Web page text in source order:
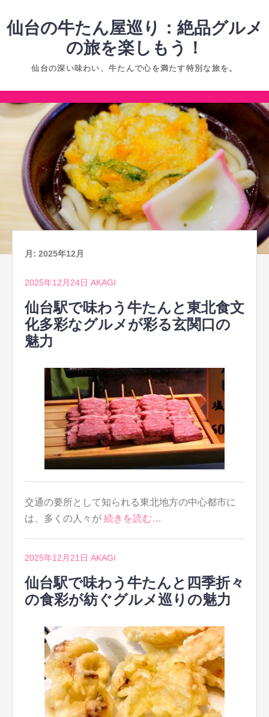
ン
へ
ス
キ
仙台の牛たん屋巡り：絶品グルメ
の旅を楽しもう！
仙台の深い味わい、牛たんで心を満たす特別な旅を。
コ
ン
ス
キ
ッ
月: 2025年12月
2025年12月24日 AKAGI
仙台駅で味わう牛たんと東北食文
化多彩なグルメが彩る玄関口の
魅力
交通の要所として知られる東北地方の中心都市に
は、多くの人々が 続きを読む…
2025年12月21日 AKAGI
仙台駅で味わう牛たんと四季折々
の食彩が紡ぐグルメ巡りの魅力